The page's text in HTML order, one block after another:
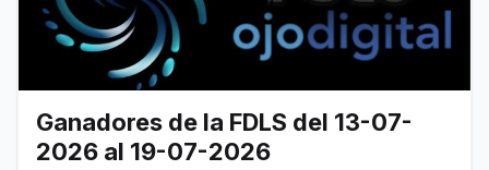
Ganadores de la FDLS del 13-07-
2026 al 19-07-2026